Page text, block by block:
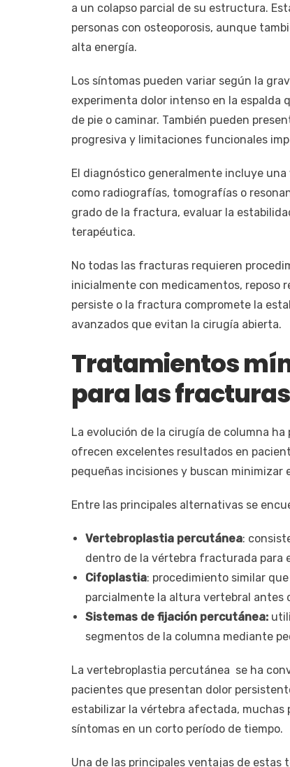
a un colapso parcial de su estructura.
personas con osteoporosis, aunque
alta energía.
Los síntomas pueden variar según la
experimenta dolor intenso en la espalda
de pie o caminar. También pueden
progresiva y limitaciones funcionales
El diagnóstico generalmente incluye
como radiografías, tomografías o
grado de la fractura, evaluar la
terapéutica.
No todas las fracturas requieren
inicialmente con medicamentos, reposo
persiste o la fractura compromete la
avanzados que evitan la cirugía abierta.
Tratamientos
para las
La evolución de la cirugía de columna
ofrecen excelentes resultados en
pequeñas incisiones y buscan
Entre las principales alternativas se
Vertebroplastia percutánea:
dentro de la vértebra fracturada para
Cifoplastia: procedimiento similar
parcialmente la altura vertebral antes
Sistemas de fijación percutánea:
segmentos de la columna mediante
La vertebroplastia percutánea se ha
pacientes que presentan dolor
estabilizar la vértebra afectada,
síntomas en un corto período de tiempo.
Una de las principales ventajas de estas